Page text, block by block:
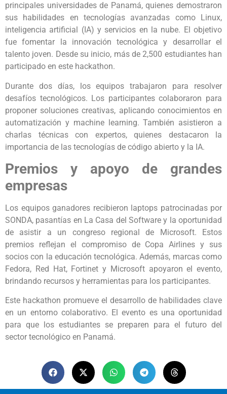
principales universidades de Panamá, quienes demostraron
sus habilidades en tecnologías avanzadas como Linux,
inteligencia artificial (IA) y servicios en la nube. El objetivo
fue fomentar la innovación tecnológica y desarrollar el
talento joven. Desde su inicio, más de 2,500 estudiantes han
participado en este hackathon.
Durante dos días, los equipos trabajaron para resolver
desafíos tecnológicos. Los participantes colaboraron para
proponer soluciones creativas, aplicando conocimientos en
automatización y machine learning. También asistieron a
charlas técnicas con expertos, quienes destacaron la
importancia de las tecnologías de código abierto y la IA.
Premios y apoyo de grandes
empresas
Los equipos ganadores recibieron laptops patrocinadas por
SONDA, pasantías en La Casa del Software y la oportunidad
de asistir a un congreso regional de Microsoft. Estos
premios reflejan el compromiso de Copa Airlines y sus
socios con la educación tecnológica. Además, marcas como
Fedora, Red Hat, Fortinet y Microsoft apoyaron el evento,
brindando recursos y herramientas para los participantes.
Este hackathon promueve el desarrollo de habilidades clave
en un entorno colaborativo. El evento es una oportunidad
para que los estudiantes se preparen para el futuro del
sector tecnológico en Panamá.